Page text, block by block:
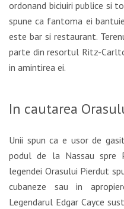
ordonand biciuiri publice si
spune ca fantoma ei
este bar si restaurant.
parte din resortul Ritz-
in amintirea ei.
In cautarea
Unii spun ca e usor de
podul de la Nassau spre
legendei Orasului Pierdut
cubaneze sau in
Legendarul Edgar Cayce